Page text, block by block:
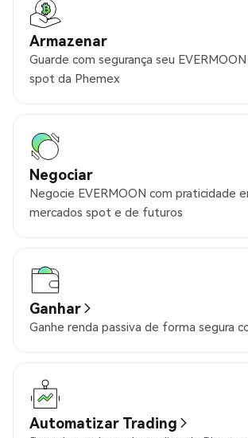
Armazenar
Guarde com segurança seu
spot da Phemex
Negociar
Negocie EVERMOON com praticidade
mercados spot e de futuros
Ganhar
Ganhe renda passiva de forma segura
Automatizar Trading